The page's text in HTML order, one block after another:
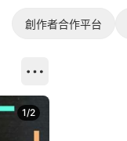
創作者合作平台
1/2